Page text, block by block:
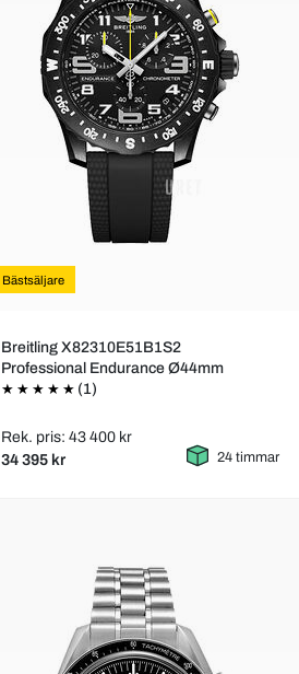
Bästsäljare
Breitling X82310E51B1S2
Professional Endurance Ø44mm
(1)
Rek. pris: 43 400 kr
34 395 kr 24 timmar